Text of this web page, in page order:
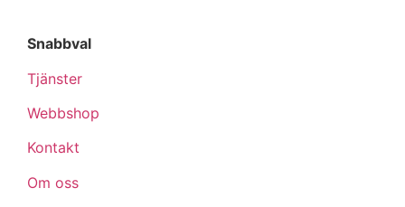
Snabbval
Tjänster
Webbshop
Kontakt
Om oss